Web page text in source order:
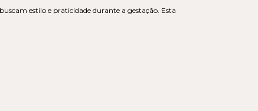
estilo e praticidade durante a gestação. Esta